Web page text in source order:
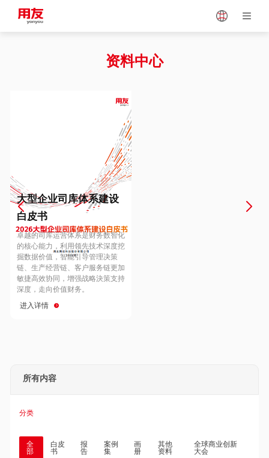
Vietnam
Europe
Hungary
Hong Kong
资料中心
大型企业司库体系建设
白皮书
卓越的司库运营体系是财务数智化
的核心能力，利用领先技术深度挖
掘数据价值，智能引导管理决策
链、生产经营链、客户服务链更加
敏捷高效协同，增强战略決策支持
深度，走向价值财务。
进入详情
所有内容
分类
全
部
白皮
书
报
告
案例
集
画
册
其他
资料
全球商业创新
大会